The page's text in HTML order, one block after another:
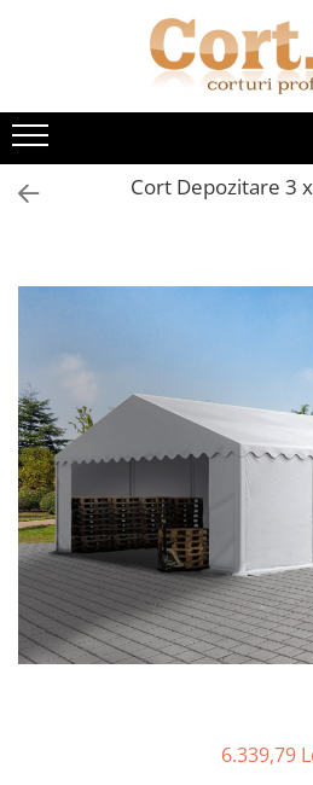
Cort Depozitare 3
6.339,79